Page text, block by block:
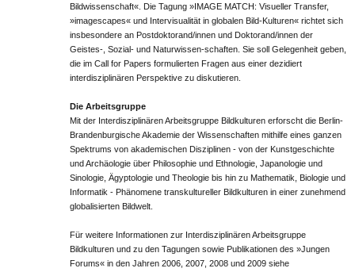
Bildwissenschaft«. Die Tagung »IMAGE MATCH: Visueller Transfer,
»imagescapes« und Intervisualität in globalen Bild-Kulturen« richtet sich
insbesondere an Postdoktorand/innen und Doktorand/innen der
Geistes-, Sozial- und Naturwissen-schaften. Sie soll Gelegenheit geben,
die im Call for Papers formulierten Fragen aus einer dezidiert
interdisziplinären Perspektive zu diskutieren.
Die Arbeitsgruppe
Mit der Interdisziplinären Arbeitsgruppe Bildkulturen erforscht die Berlin-
Brandenburgische Akademie der Wissenschaften mithilfe eines ganzen
Spektrums von akademischen Disziplinen - von der Kunstgeschichte
und Archäologie über Philosophie und Ethnologie, Japanologie und
Sinologie, Ägyptologie und Theologie bis hin zu Mathematik, Biologie und
Informatik - Phänomene transkultureller Bildkulturen in einer zunehmend
globalisierten Bildwelt.
Für weitere Informationen zur Interdisziplinären Arbeitsgruppe
Bildkulturen und zu den Tagungen sowie Publikationen des »Jungen
Forums« in den Jahren 2006, 2007, 2008 und 2009 siehe